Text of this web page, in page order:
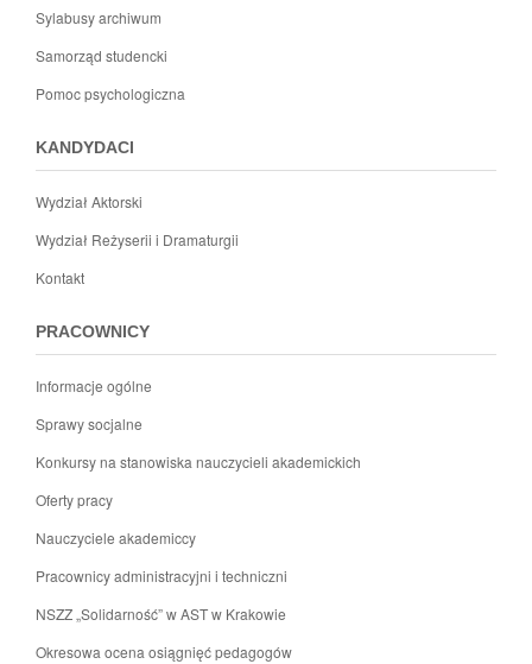
Sylabusy archiwum
Samorząd studencki
Pomoc psychologiczna
KANDYDACI
Wydział Aktorski
Wydział Reżyserii i Dramaturgii
Kontakt
PRACOWNICY
Informacje ogólne
Sprawy socjalne
Konkursy na stanowiska nauczycieli akademickich
Oferty pracy
Nauczyciele akademiccy
Pracownicy administracyjni i techniczni
NSZZ „Solidarność” w AST w Krakowie
Okresowa ocena osiągnięć pedagogów